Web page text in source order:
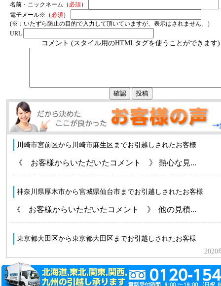
名前・ニックネーム（ 必須）
電子メール※（ 必須）
(※：いたずら防止の目的で入力して頂いていますが、表示はされません。）
URL
コメント (スタイル用のHTMLタグを使うことができます)